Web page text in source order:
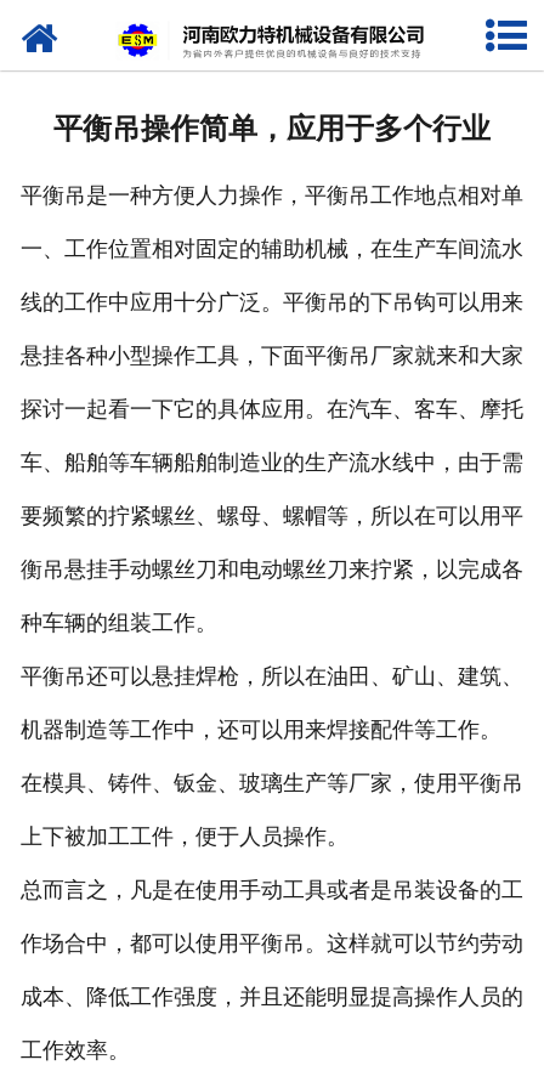
网站首页
企业相册
资质荣誉
联系我们
平衡吊操作简单，应用于多个行业
平衡吊是一种方便人力操作，平衡吊工作地点相对单
一、工作位置相对固定的辅助机械，在生产车间流水
线的工作中应用十分广泛。平衡吊的下吊钩可以用来
悬挂各种小型操作工具，下面平衡吊厂家就来和大家
探讨一起看一下它的具体应用。在汽车、客车、摩托
车、船舶等车辆船舶制造业的生产流水线中，由于需
要频繁的拧紧螺丝、螺母、螺帽等，所以在可以用平
衡吊悬挂手动螺丝刀和电动螺丝刀来拧紧，以完成各
种车辆的组装工作。
平衡吊还可以悬挂焊枪，所以在油田、矿山、建筑、
机器制造等工作中，还可以用来焊接配件等工作。
在模具、铸件、钣金、玻璃生产等厂家，使用平衡吊
上下被加工工件，便于人员操作。
总而言之，凡是在使用手动工具或者是吊装设备的工
作场合中，都可以使用平衡吊。这样就可以节约劳动
成本、降低工作强度，并且还能明显提高操作人员的
工作效率。